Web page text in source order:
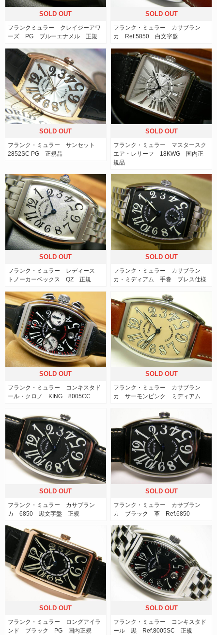
SOLD OUT
フランクミュラー クレイジーアワ
ーズ PG ブルーエナメル 正規
SOLD OUT
フランク・ミュラー カサブラン
カ Ref.5850 白文字盤
SOLD OUT
フランク・ミュラー サンセット
2852SC PG 正規品
SOLD OUT
フランク・ミュラー マスタースク
エア・レリーフ 18KWG 国内正
規品
SOLD OUT
フランク・ミュラー レディース
トノーカーベックス QZ 正規
SOLD OUT
フランク・ミュラー カサブラン
カ・ミディアム 手巻 ブレス仕様
SOLD OUT
フランク・ミュラー コンキスタド
ール・クロノ KING 8005CC
SOLD OUT
フランク・ミュラー カサブラン
カ サーモンピンク ミディアム
SOLD OUT
フランク・ミュラー カサブラン
カ 6850 黒文字盤 正規
SOLD OUT
フランク・ミュラー カサブラン
カ ブラック 革 Ref.6850
SOLD OUT
フランク・ミュラー ロングアイラ
ンド ブラック PG 国内正規
SOLD OUT
フランク・ミュラー コンキスタド
ール 黒 Ref.8005SC 正規